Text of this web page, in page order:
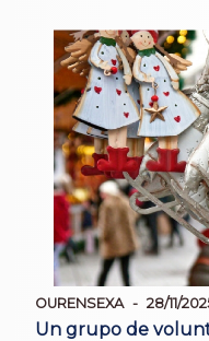
OURENSEXA 28/11/
Un grupo de